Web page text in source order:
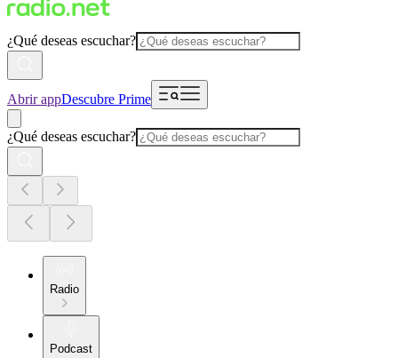
¿Qué deseas escuchar?
Abrir appDescubre Prime
¿Qué deseas escuchar?
Radio
Podcast